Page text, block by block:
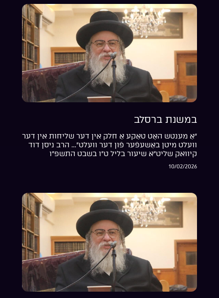
במשנת ברסלב
“אַ מענטש האָט טאַקע אַ חלק אין דער שליחות אין דער
וועלט מיטן באַשעפֿער פֿון דער וועלט”… הרב ניסן דוד
קיוואק שליט”א שיעור בליל ט”ו בשבט התשפ”ו
10/02/2026